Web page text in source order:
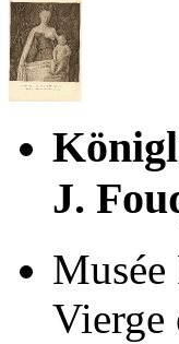
J.
Vierge